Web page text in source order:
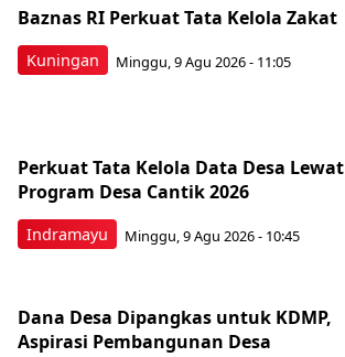
Kuningan
Baznas RI Perkuat Tata Kelola Zakat
Minggu, 9 Agu 2026 - 11:05
Indramayu
Perkuat Tata Kelola Data Desa Lewat
Program Desa Cantik 2026
Minggu, 9 Agu 2026 - 10:45
Dana Desa Dipangkas untuk KDMP,
Aspirasi Pembangunan Desa